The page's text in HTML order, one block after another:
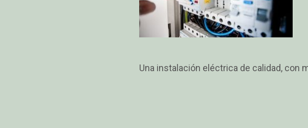
Una instalación eléctrica de calidad, con